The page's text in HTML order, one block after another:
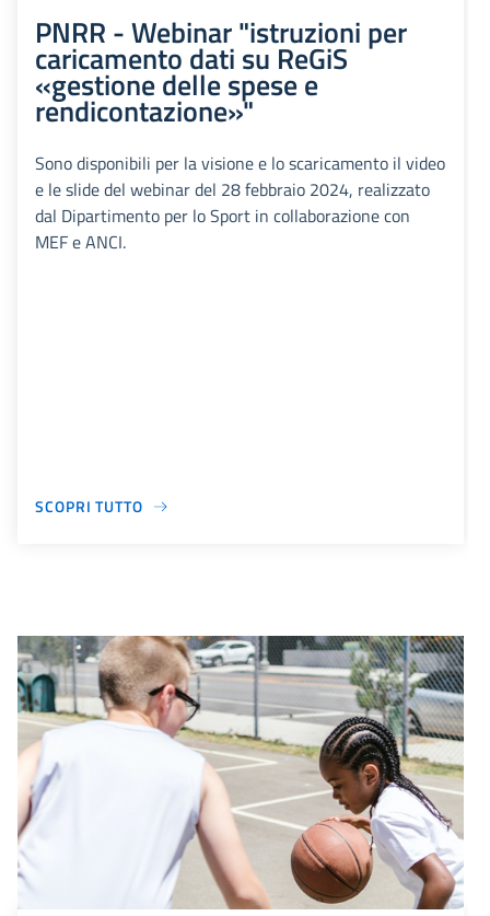
PNRR - Webinar "istruzioni per
caricamento dati su ReGiS
«gestione delle spese e
rendicontazione»"
Sono disponibili per la visione e lo scaricamento il video
e le slide del webinar del 28 febbraio 2024, realizzato
dal Dipartimento per lo Sport in collaborazione con
MEF e ANCI.
SCOPRI TUTTO